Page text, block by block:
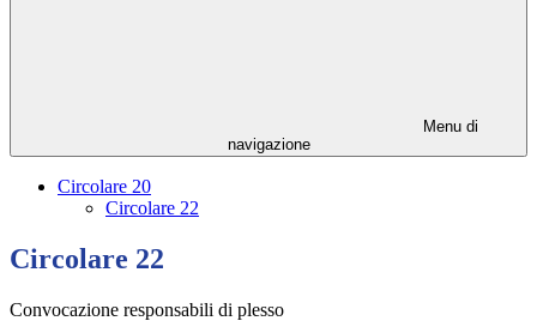
Menu di
navigazione
Circolare 20
Circolare 22
Circolare 22
Convocazione responsabili di plesso